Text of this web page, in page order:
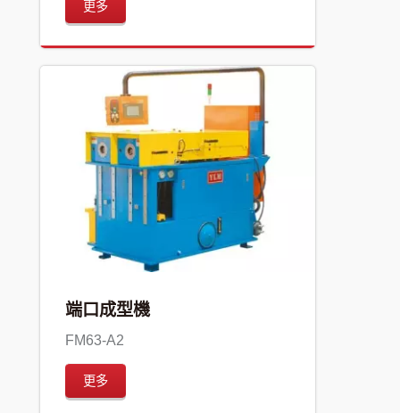
更多
端口成型機
FM63-A2
更多